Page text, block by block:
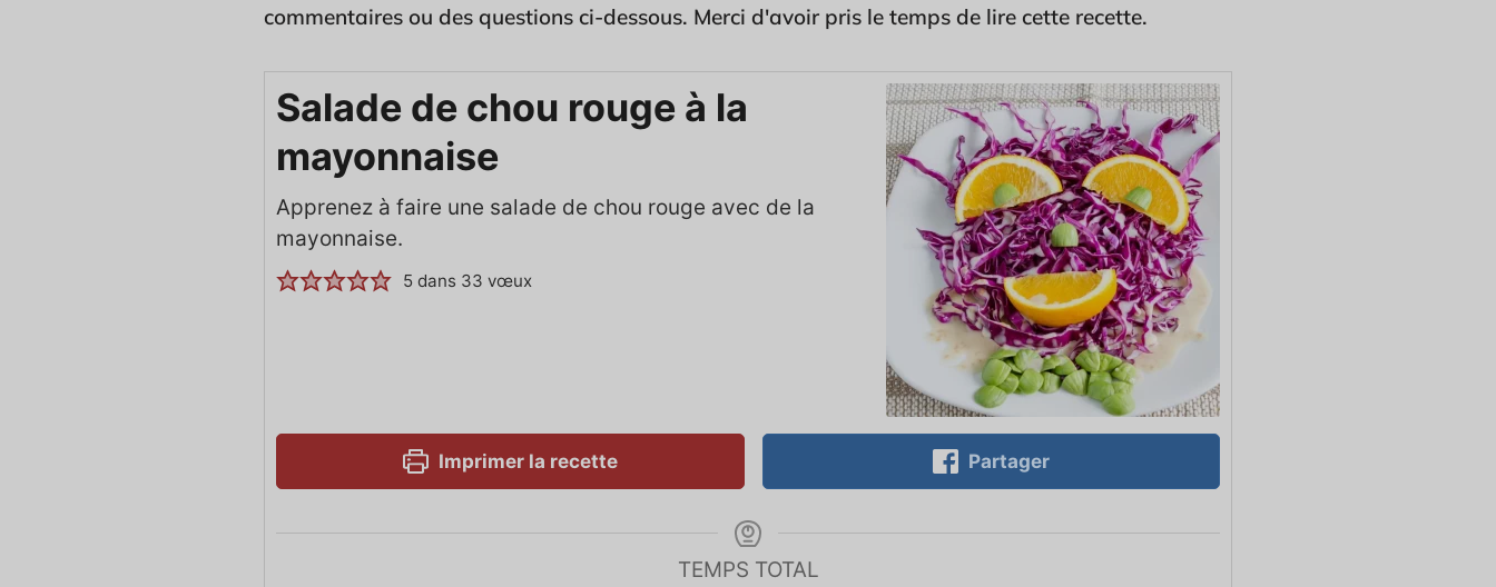
commentaires ou des questions ci-dessous. Merci d'avoir pris le temps de lire cette recette.
Salade de chou rouge à la
mayonnaise
Apprenez à faire une salade de chou rouge avec de la
mayonnaise.
5 dans 33 vœux
Imprimer la recette Partager
TEMPS TOTAL